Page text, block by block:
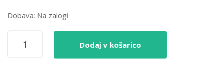
Dobava: Na zalogi
Tiskalnik
Laserski
Multifunkcijski
Dodaj v košarico